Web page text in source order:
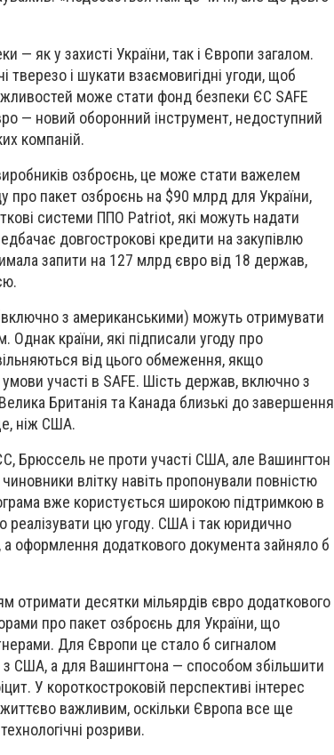
— як у захисті України, так і Європи загалом.
і шукати взаємовигідні угоди, щоб
може стати фонд безпеки ЄС SAFE
— новий оборонний інструмент, недоступний
компаній.
озброєнь, це може стати важелем
про пакет озброєнь на $90 млрд для України,
системи ППО Patriot, які можуть надати
довгострокові кредити на закупівлю
запити на 127 млрд євро від 18 держав,
з американськими) можуть отримувати
країни, які підписали угоду про
від цього обмеження, якщо
участі в SAFE. Шість держав, включно з
Британія та Канада близькі до завершення
ніж США.
Брюссель не проти участі США, але Вашингтон
влітку навіть пропонували повністю
вже користується широкою підтримкою в
реалізувати цю угоду. США і так юридично
оформлення додаткового документа зайняло б
отримати десятки мільярдів євро додаткового
про пакет озброєнь для України, що
Для Європи це стало б сигналом
з США, а для Вашингтона — способом збільшити
У короткостроковій перспективі інтерес
важливим, оскільки Європа все ще
розриви.